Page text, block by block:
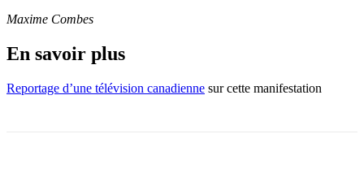
Maxime Combes
En savoir plus
Reportage d’une télévision canadienne sur cette manifestation